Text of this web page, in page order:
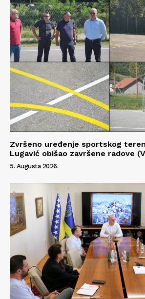
Zvršeno uređenje sportskog
Lugavić obišao završene radove
5. Augusta 2026.